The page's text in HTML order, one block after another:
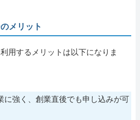
メリット
用するメリットは以下になりま
に強く、創業直後でも申し込みが可